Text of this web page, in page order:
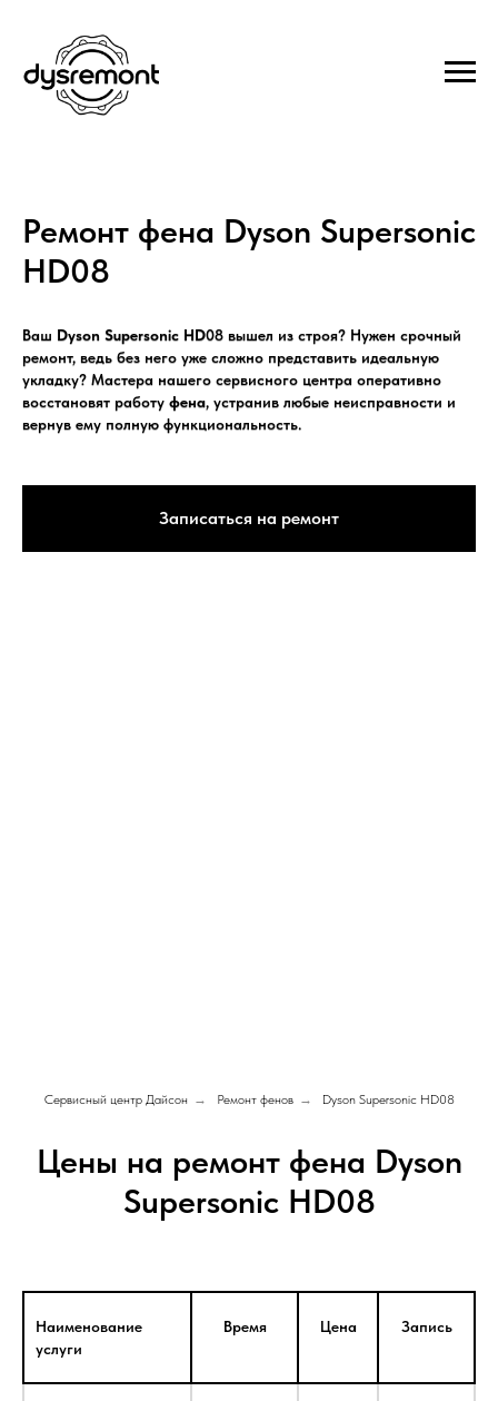
Ремонт фена Dyson Supersonic
HD08
Ваш Dyson Supersonic HD08 вышел из строя? Нужен срочный
ремонт, ведь без него уже сложно представить идеальную
укладку? Мастера нашего сервисного центра оперативно
восстановят работу фена, устранив любые неисправности и
вернув ему полную функциональность.
Записаться на ремонт
Сервисный центр Дайсон → Ремонт фенов → Dyson Supersonic HD08
Цены на ремонт фена Dyson
Supersonic HD08
Наименование
услуги
Время Цена Запись